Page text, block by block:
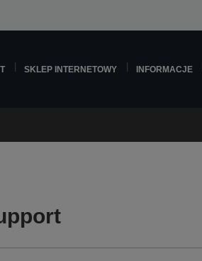
SKLEP INTERNETOWY INFORMACJE